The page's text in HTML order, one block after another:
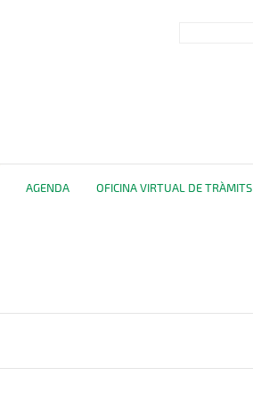
AGENDA OFICINA VIRTUAL DE TRÀMITS